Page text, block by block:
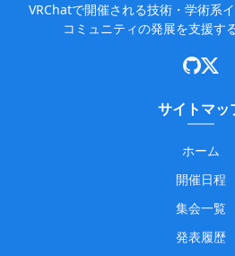
VRChatで開催される技術・学術系
コミュニティの発展を支援す
サイトマッ
ホーム
開催日程
集会一覧
発表履歴